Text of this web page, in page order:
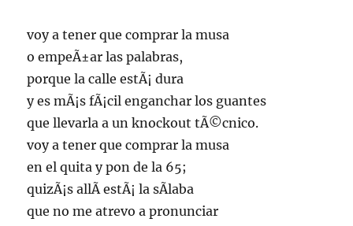
voy a tener que comprar la musa
o empeÃ±ar las palabras,
porque la calle estÃ¡ dura
y es mÃ¡s fÃ¡cil enganchar los guantes
que llevarla a un knockout tÃ©cnico.
voy a tener que comprar la musa
en el quita y pon de la 65;
quizÃ¡s allÃ­ estÃ¡ la sÃ­laba
que no me atrevo a pronunciar